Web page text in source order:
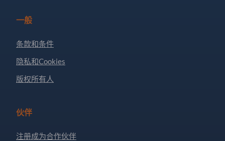
一般
条款和条件
隐私和Cookies
版权所有人
伙伴
注册成为合作伙伴